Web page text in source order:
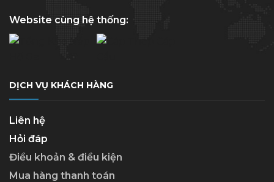
Website cùng hệ thống:
DỊCH VỤ KHÁCH HÀNG
Liên hệ
Hỏi đáp
Điều khoản & điều kiện
Mua hàng thanh toán